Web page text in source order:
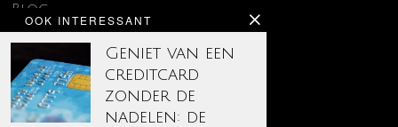
OOK INTERESSANT
Geniet van een
creditcard
zonder de
nadelen: de
Blog
Contact
Disclaimer
Over ons